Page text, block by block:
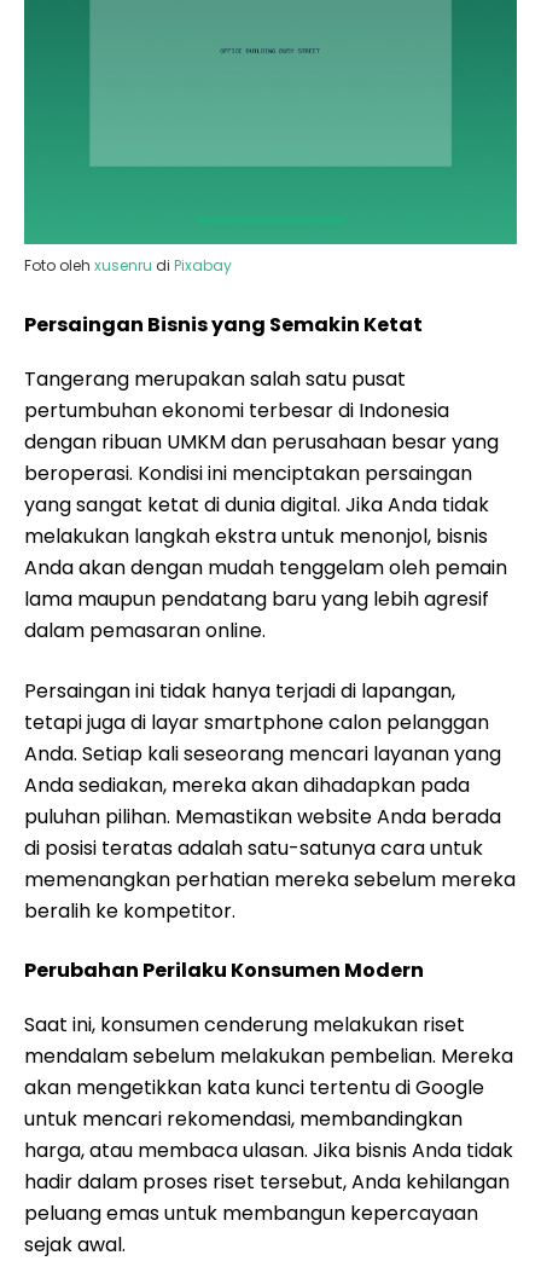
Foto oleh xusenru di Pixabay
Persaingan Bisnis yang Semakin Ketat
Tangerang merupakan salah satu pusat
pertumbuhan ekonomi terbesar di Indonesia
dengan ribuan UMKM dan perusahaan besar yang
beroperasi. Kondisi ini menciptakan persaingan
yang sangat ketat di dunia digital. Jika Anda tidak
melakukan langkah ekstra untuk menonjol, bisnis
Anda akan dengan mudah tenggelam oleh pemain
lama maupun pendatang baru yang lebih agresif
dalam pemasaran online.
Persaingan ini tidak hanya terjadi di lapangan,
tetapi juga di layar smartphone calon pelanggan
Anda. Setiap kali seseorang mencari layanan yang
Anda sediakan, mereka akan dihadapkan pada
puluhan pilihan. Memastikan website Anda berada
di posisi teratas adalah satu-satunya cara untuk
memenangkan perhatian mereka sebelum mereka
beralih ke kompetitor.
Perubahan Perilaku Konsumen Modern
Saat ini, konsumen cenderung melakukan riset
mendalam sebelum melakukan pembelian. Mereka
akan mengetikkan kata kunci tertentu di Google
untuk mencari rekomendasi, membandingkan
harga, atau membaca ulasan. Jika bisnis Anda tidak
hadir dalam proses riset tersebut, Anda kehilangan
peluang emas untuk membangun kepercayaan
sejak awal.